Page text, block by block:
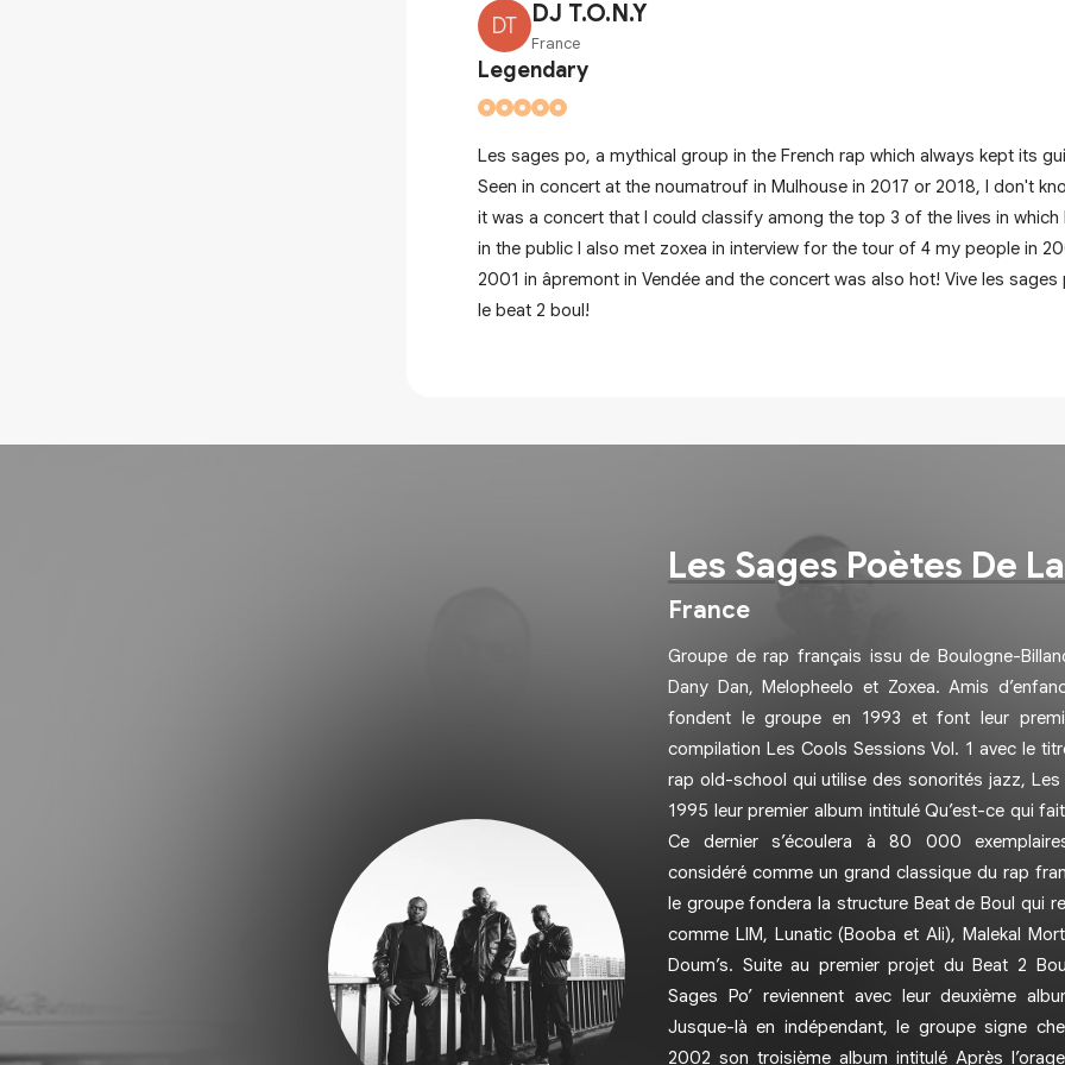
DT DJ T.O.N.Y
France
Legendary
Les sages po, a mythical group in the French rap which always kept its
Seen in concert at the noumatrouf in Mulhouse in 2017 or 2018, I don't
it was a concert that I could classify among the top 3 of the lives in which
in the public I also met zoxea in interview for the tour of 4 my people in
2001 in âpremont in Vendée and the concert was also hot! Vive les sages
le beat 2 boul!
Les Sages Poètes De
France
Groupe de rap français issu de Boulogne-
Dany Dan, Melopheelo et Zoxea. Amis
fondent le groupe en 1993 et font leur
compilation Les Cools Sessions Vol. 1 avec le
rap old-school qui utilise des sonorités jazz, Les
1995 leur premier album intitulé Qu’est-ce qui
Ce dernier s’écoulera à 80 000
considéré comme un grand classique du rap
le groupe fondera la structure Beat de Boul qui
comme LIM, Lunatic (Booba et Ali), Malekal
Doum’s. Suite au premier projet du Beat 2
Sages Po’ reviennent avec leur deuxième
Jusque-là en indépendant, le groupe signe
2002 son troisième album intitulé Après